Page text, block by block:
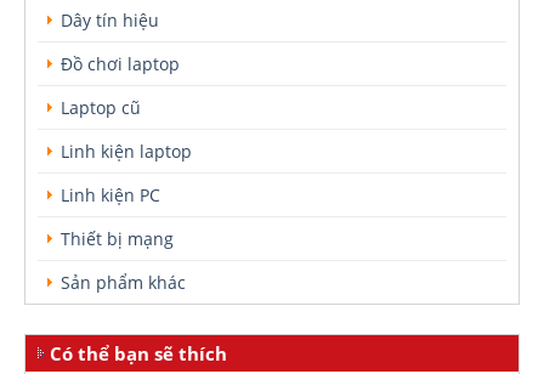
Dây tín hiệu
Đồ chơi laptop
Laptop cũ
Linh kiện laptop
Linh kiện PC
Thiết bị mạng
Sản phẩm khác
Có thể bạn sẽ thích